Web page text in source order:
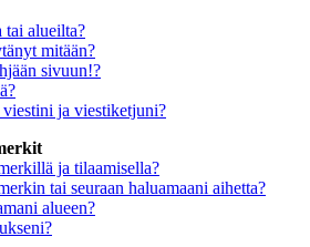
tai alueilta?
mitään?
sivuun!?
ja viestiketjuni?
ja tilaamisella?
tai seuraan haluamaani aihetta?
alueen?